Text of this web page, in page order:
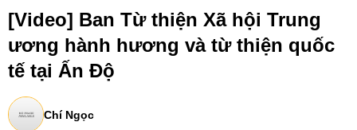
[Video] Ban Từ thiện Xã hội Trung
ương hành hương và từ thiện quốc
tế tại Ấn Độ
Chí Ngọc